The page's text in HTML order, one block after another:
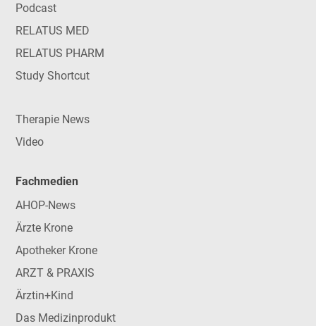
Podcast
RELATUS MED
RELATUS PHARM
Study Shortcut
Therapie News
Video
Fachmedien
AHOP-News
Ärzte Krone
Apotheker Krone
ARZT & PRAXIS
Ärztin+Kind
Das Medizinprodukt